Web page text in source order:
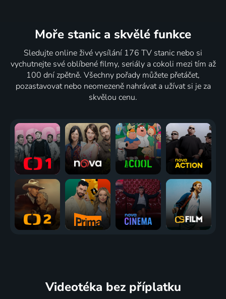
Moře stanic a skvělé funkce
Sledujte online živé vysílání 176 TV stanic nebo si
vychutnejte své oblíbené filmy, seriály a cokoli mezi tím až
100 dní zpětně. Všechny pořady můžete přetáčet,
pozastavovat nebo neomezeně nahrávat a užívat si je za
skvělou cenu.
Videotéka bez příplatku